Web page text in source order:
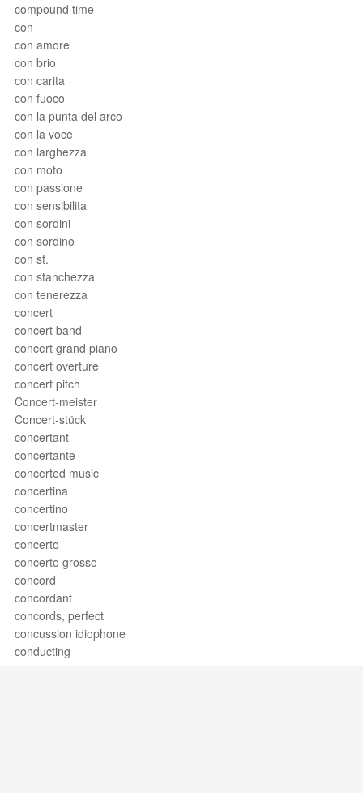
compound time
con
con amore
con brio
con carita
con fuoco
con la punta del arco
con la voce
con larghezza
con moto
con passione
con sensibilita
con sordini
con sordino
con st.
con stanchezza
con tenerezza
concert
concert band
concert grand piano
concert overture
concert pitch
Concert-meister
Concert-stück
concertant
concertante
concerted music
concertina
concertino
concertmaster
concerto
concerto grosso
concord
concordant
concords, perfect
concussion idiophone
conducting